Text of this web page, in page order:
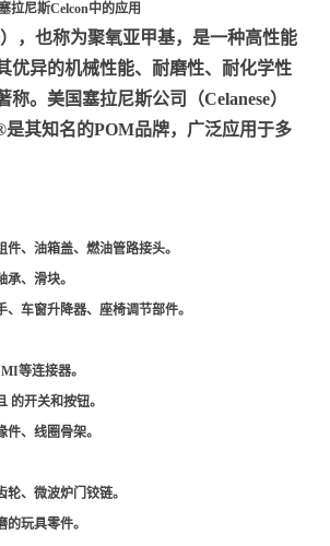
拉尼斯Celcon中的应用
，也称为聚氧亚甲基，是一种高性能
优异的机械性能、耐磨性、耐化学性
称。美国塞拉尼斯公司（Celanese）
是其知名的POM品牌，广泛应用于多
件、油箱盖、燃油管路接头。
承、滑块。
、车窗升降器、座椅调节部件。
等连接器。
的开关和按钮。
件、线圈骨架。
轮、微波炉门铰链。
的玩具零件。